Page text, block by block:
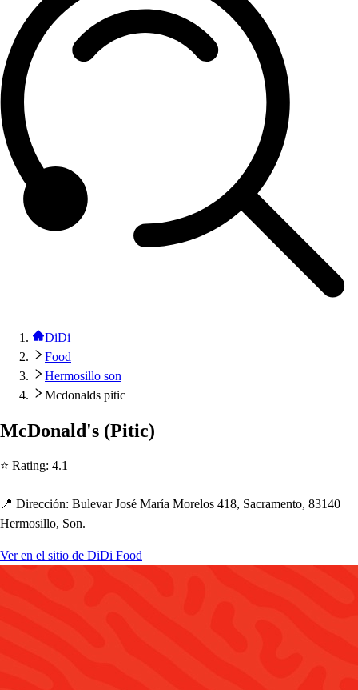
DiDi
Food
Hermosillo son
Mcdonalds pitic
McDonald's (Pitic)
⭐ Rating: 4.1
📍 Dirección: Bulevar José María Morelos 418, Sacramento, 83140
Hermosillo, Son.
Ver en el sitio de DiDi Food